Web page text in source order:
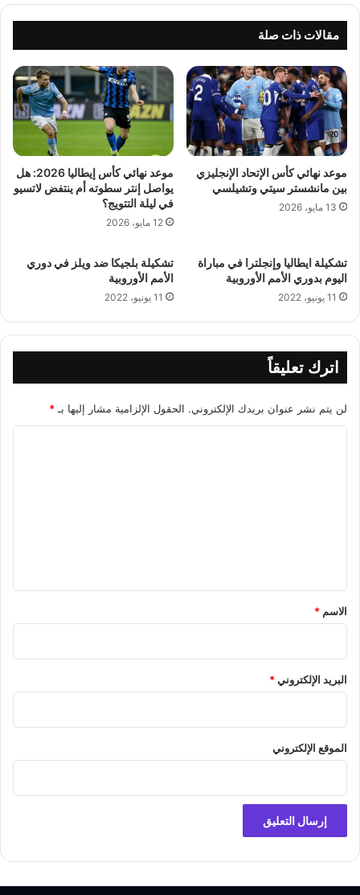
مقالات ذات صلة
موعد نهائي كأس الإتحاد الإنجليزي
بين مانشستر سيتي وتشيلسي
13 مايو، 2026
موعد نهائي كأس إيطاليا 2026: هل
يواصل إنتر سطوته أم ينتفض لاتسيو
في ليلة التتويج؟
12 مايو، 2026
تشكيلة ايطاليا وإنجلترا في مباراة
اليوم بدوري الأمم الأوروبية
11 يونيو، 2022
تشكيلة بلجيكا ضد ويلز في دوري
الأمم الأوروبية
11 يونيو، 2022
اترك تعليقاً
لن يتم نشر عنوان بريدك الإلكتروني. الحقول الإلزامية مشار إليها بـ *
*
الاسم *
البريد الإلكتروني*
الموقع الإلكتروني